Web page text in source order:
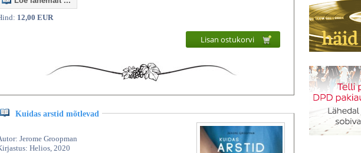
12,00 EUR
Lisan ostukorvi
Kuidas arstid mõtlevad
Jerome Groopman
Helios, 2020